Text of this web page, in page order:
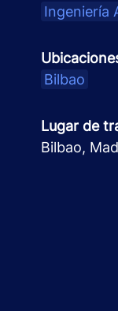
Ingeniería
Bilbao
Lugar de
Bilbao,